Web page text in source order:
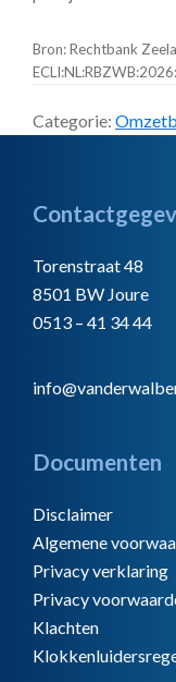
Bron: Rechtbank
Categorie:
Footer
Torenstraat 48
8501 BW Joure
0513 – 41 34 44
Documenten
Disclaimer
Algemene
Privacy verklaring
Privacy
Klachten